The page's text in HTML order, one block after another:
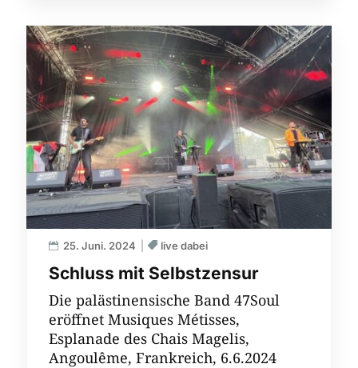
Schluss mit Selbstzensur
25. Juni. 2024 live dabei
Die palästinensische Band 47Soul
eröffnet Musiques Métisses,
Esplanade des Chais Magelis,
Angoulême, Frankreich, 6.6.2024